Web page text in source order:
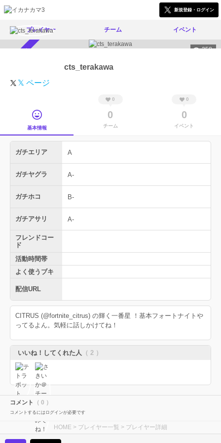
新規登録・ログイン
プレイヤー チーム イベント
258
cts_terakawa
𝕏 ページ
基本情報
0
0
チーム
0
0
イベント
ガチエリア A
ガチヤグラ A-
ガチホコ B-
ガチアサリ A-
フレンドコー
ド
活動時間帯
よく使うブキ
配信URL
CITRUS (@fortnite_citrus) の輝く一番星 ！基本フォートナイトや
ってるよん。気軽に話しかけてね！
いいね！してくれた人 （ 2 ）
コメント （ 0 ）
コメントするにはログインが必要です
HOME > プレイヤー一覧 > プレイヤー詳細